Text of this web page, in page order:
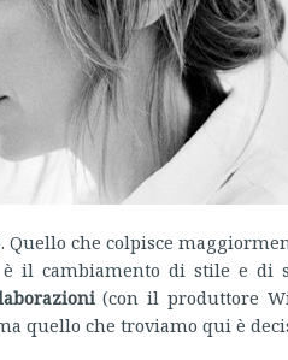
Quello che colpisce
è il cambiamento di stile e di
(con il produttore
quello che troviamo qui è